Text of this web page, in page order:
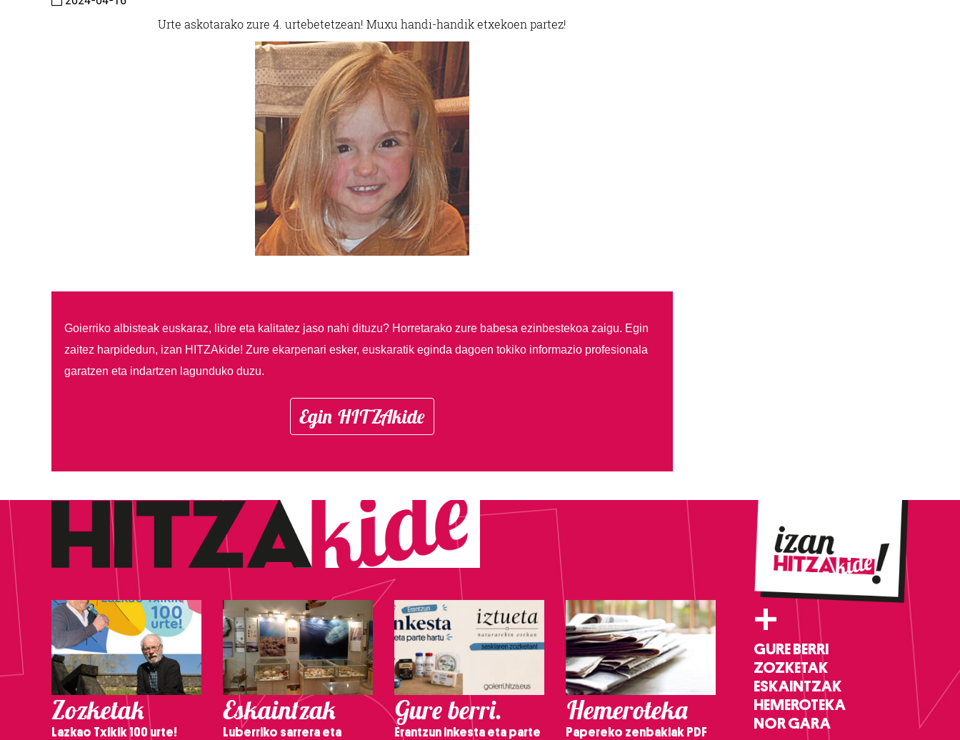
Urte askotarako zure 4. urtebetetzean! Muxu handi-handik etxekoen partez!
Goierriko albisteak euskaraz, libre eta kalitatez jaso nahi dituzu? Horretarako zure babesa ezinbestekoa zaigu. Egin
zaitez harpidedun, izan HITZAkide! Zure ekarpenari esker, euskaratik eginda dagoen tokiko informazio profesionala
garatzen eta indartzen lagunduko duzu.
Egin HITZAkide
Zozketak
Lazkao Txikik 100 urte!
Eskaintzak
Luberriko sarrera eta
Gure berri.
Erantzun inkesta eta parte
Hemeroteka
Papereko zenbakiak PDF
+
GURE BERRI
ZOZKETAK
ESKAINTZAK
HEMEROTEKA
NOR GARA